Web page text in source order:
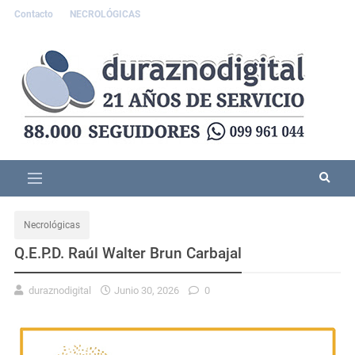
Contacto NECROLÓGICAS
Necrológicas
Q.E.P.D. Raúl Walter Brun Carbajal
duraznodigital Junio 30, 2026 0